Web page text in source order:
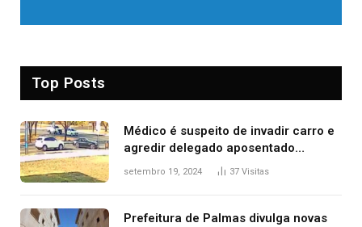
Top Posts
Médico é suspeito de invadir carro e
agredir delegado aposentado
durante confusão no trânsito
setembro 19, 2024 37 Visitas
Prefeitura de Palmas divulga novas